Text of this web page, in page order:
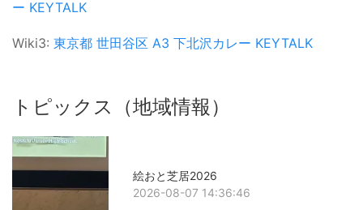
ー KEYTALK
Wiki3: 東京都 世田谷区 A3 下北沢カレー KEYTALK
トピックス（地域情報）
絵おと芝居2026
2026-08-07 14:36:46